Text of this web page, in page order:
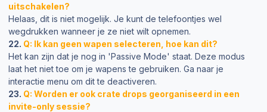
uitschakelen?
Helaas, dit is niet mogelijk. Je kunt de telefoontjes wel
wegdrukken wanneer je ze niet wilt opnemen.
22. Q: Ik kan geen wapen selecteren, hoe kan dit?
Het kan zijn dat je nog in 'Passive Mode' staat. Deze modus
laat het niet toe om je wapens te gebruiken. Ga naar je
interactie menu om dit te deactiveren.
23. Q: Worden er ook crate drops georganiseerd in een
invite-only sessie?